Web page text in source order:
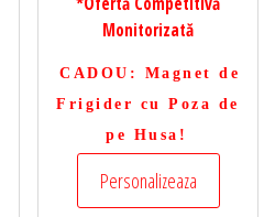
Monitorizată
CADOU : Magnet de
Frigider cu Poza de
pe Husa!
Personalizeaza